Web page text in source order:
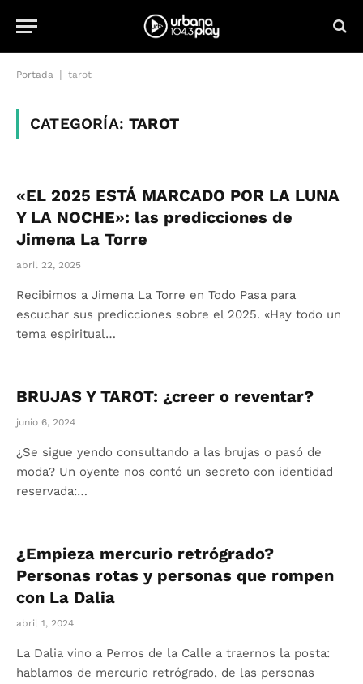
Portada tarot
CATEGORÍA:TAROT
«EL 2025 ESTÁ MARCADO POR LA LUNA
Y LA NOCHE»: las predicciones de
Jimena La Torre
abril 22, 2025
Recibimos a Jimena La Torre en Todo Pasa para
escuchar sus predicciones sobre el 2025. «Hay todo un
tema espiritual…
BRUJAS Y TAROT: ¿creer o reventar?
junio 6, 2024
¿Se sigue yendo consultando a las brujas o pasó de
moda? Un oyente nos contó un secreto con identidad
reservada:…
¿Empieza mercurio retrógrado?
Personas rotas y personas que rompen
con La Dalia
abril 1, 2024
La Dalia vino a Perros de la Calle a traernos la posta:
hablamos de mercurio retrógrado, de las personas